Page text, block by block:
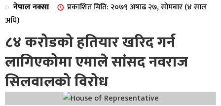
नेपाल नक्सा
प्रकाशित मिति: २०७९ अषाढ २७, सोमबार (४ साल
अघि)
८४ करोडको हतियार खरिद गर्न
लागिएकोमा एमाले सांसद नवराज
सिलवालको विरोध